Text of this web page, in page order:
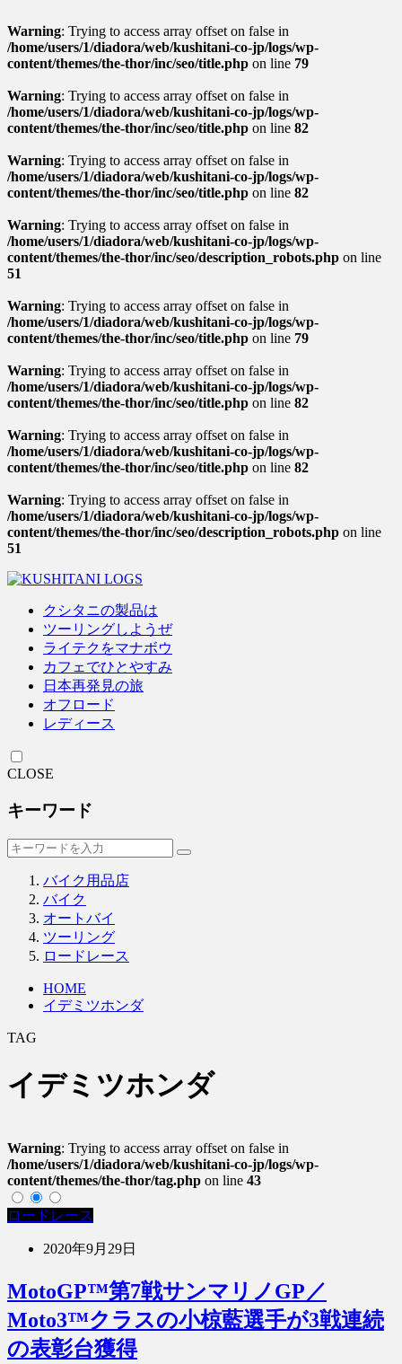
Warning: Trying to access array offset on false in
/home/users/1/diadora/web/kushitani-co-jp/logs/wp-
content/themes/the-thor/inc/seo/title.php on line 79
Warning: Trying to access array offset on false in
/home/users/1/diadora/web/kushitani-co-jp/logs/wp-
content/themes/the-thor/inc/seo/title.php on line 82
Warning: Trying to access array offset on false in
/home/users/1/diadora/web/kushitani-co-jp/logs/wp-
content/themes/the-thor/inc/seo/title.php on line 82
Warning: Trying to access array offset on false in
/home/users/1/diadora/web/kushitani-co-jp/logs/wp-
content/themes/the-thor/inc/seo/description_robots.php on line
51
Warning: Trying to access array offset on false in
/home/users/1/diadora/web/kushitani-co-jp/logs/wp-
content/themes/the-thor/inc/seo/title.php on line 79
Warning: Trying to access array offset on false in
/home/users/1/diadora/web/kushitani-co-jp/logs/wp-
content/themes/the-thor/inc/seo/title.php on line 82
Warning: Trying to access array offset on false in
/home/users/1/diadora/web/kushitani-co-jp/logs/wp-
content/themes/the-thor/inc/seo/title.php on line 82
Warning: Trying to access array offset on false in
/home/users/1/diadora/web/kushitani-co-jp/logs/wp-
content/themes/the-thor/inc/seo/description_robots.php on line
51
クシタニの製品は
ツーリングしようぜ
ライテクをマナボウ
カフェでひとやすみ
日本再発見の旅
オフロード
レディース
CLOSE
キーワード
バイク用品店
バイク
オートバイ
ツーリング
ロードレース
HOME
イデミツホンダ
TAG
イデミツホンダ
Warning: Trying to access array offset on false in
/home/users/1/diadora/web/kushitani-co-jp/logs/wp-
content/themes/the-thor/tag.php on line 43
ロードレース
2020年9月29日
MotoGP™第7戦サンマリノGP／
Moto3™クラスの小椋藍選手が3戦連続
の表彰台獲得